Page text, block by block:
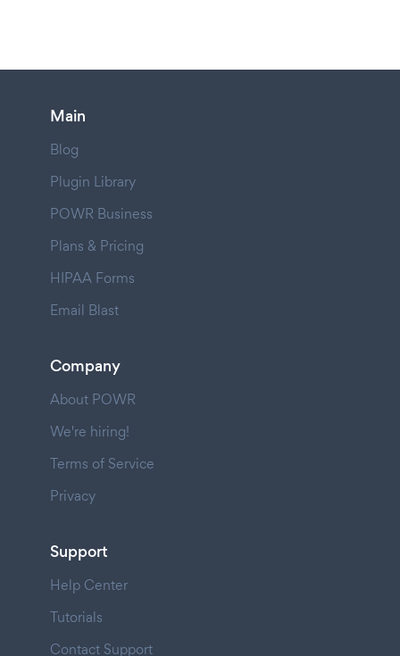
Main
Blog
Plugin Library
POWR Business
Plans & Pricing
HIPAA Forms
Email Blast
Company
About POWR
We're hiring!
Terms of Service
Privacy
Support
Help Center
Tutorials
Contact Support